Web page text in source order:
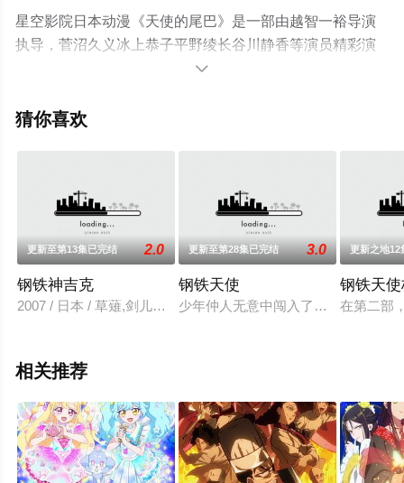
星空影院日本动漫《天使的尾巴》是一部由越智一裕导演
执导，菅沼久义冰上恭子平野绫长谷川静香等演员精彩演
绎的日本动漫，大结局剧情已揭晓（全14集），手机免费
关信息可移步至豆瓣动漫、电视猫或剧情网等平台了解。

猜你喜欢
更新至第13集已完结 2.0
钢铁神吉克
2007 / 日本 / 草薙,剑儿：小野大辅,珠城,桩：植田佳奈,美角,镜：
更新至第28集已完结 3.0
钢铁天使
少年仲人无意中闯入了绫小路博士的
更新之地12
钢铁天
在第二部
相关推荐